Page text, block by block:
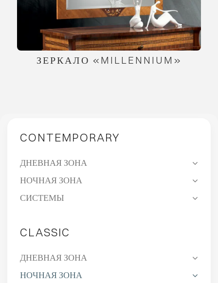
ЗЕРКАЛО «MILLENNIUM»
CONTEMPORARY
ДНЕВНАЯ ЗОНА
НОЧНАЯ ЗОНА
СИСТЕМЫ
CLASSIC
ДНЕВНАЯ ЗОНА
НОЧНАЯ ЗОНА